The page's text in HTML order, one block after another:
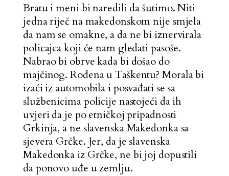
Bratu i meni bi naredili da šutimo. Niti
jedna riječ na makedonskom nije smjela
da nam se omakne, a da ne bi iznervirala
policajca koji će nam gledati pasoše.
Nabrao bi obrve kada bi došao do
majčinog. Rođena u Taškentu? Morala bi
izaći iz automobila i posvađati se sa
službenicima policije nastojeći da ih
uvjeri da je po etničkoj pripadnosti
Grkinja, a ne slavenska Makedonka sa
sjevera Grčke. Jer, da je slavenska
Makedonka iz Grčke, ne bi joj dopustili
da ponovo uđe u zemlju.